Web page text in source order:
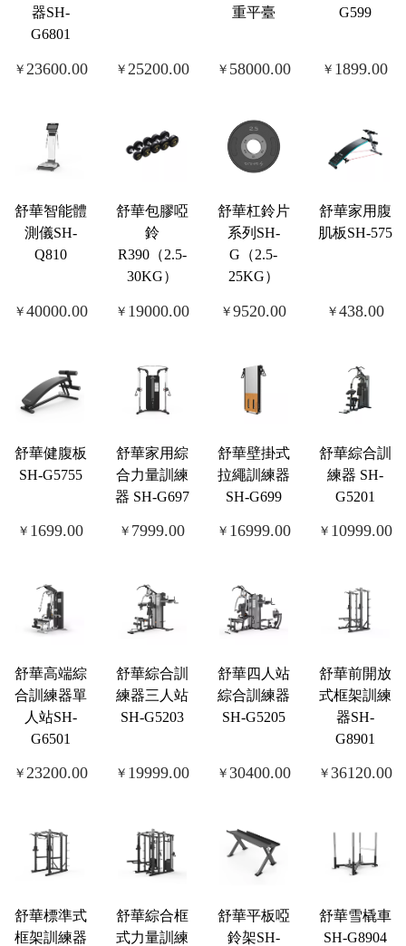
器SH-
G6801
￥ 23600.00 ￥ 25200.00
重平臺
￥ 58000.00
G599
￥ 1899.00
舒華智能體
測儀SH-
Q810
￥ 40000.00
舒華包膠啞
鈴
R390（2.5-
30KG）
￥ 19000.00
舒華杠鈴片
系列SH-
G（2.5-
25KG）
￥9520.00
舒華家用腹
肌板SH-575
￥ 438.00
舒華健腹板
SH-G5755
￥ 1699.00
舒華家用綜
合力量訓練
器 SH-G697
￥ 7999.00
舒華壁掛式
拉繩訓練器
SH-G699
￥ 16999.00
舒華綜合訓
練器 SH-
G5201
￥ 10999.00
舒華高端綜
合訓練器單
人站SH-
G6501
￥ 23200.00
舒華綜合訓
練器三人站
SH-G5203
￥ 19999.00
舒華四人站
綜合訓練器
SH-G5205
￥ 30400.00
舒華前開放
式框架訓練
器SH-
G8901
￥ 36120.00
舒華標準式
框架訓練器
舒華綜合框
式力量訓練
舒華平板啞
鈴架SH-
舒華雪橇車
SH-G8904